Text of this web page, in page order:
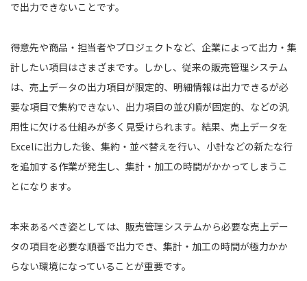
で出力できないことです。
得意先や商品・担当者やプロジェクトなど、企業によって出力・集
計したい項目はさまざまです。しかし、従来の販売管理システム
は、売上データの出力項目が限定的、明細情報は出力できるが必
要な項目で集約できない、出力項目の並び順が固定的、などの汎
用性に欠ける仕組みが多く見受けられます。結果、売上データを
Excelに出力した後、集約・並べ替えを行い、小計などの新たな行
を追加する作業が発生し、集計・加工の時間がかかってしまうこ
とになります。
本来あるべき姿としては、販売管理システムから必要な売上デー
タの項目を必要な順番で出力でき、集計・加工の時間が極力かか
らない環境になっていることが重要です。